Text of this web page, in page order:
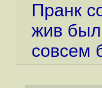
Пранк
жив был
совсем